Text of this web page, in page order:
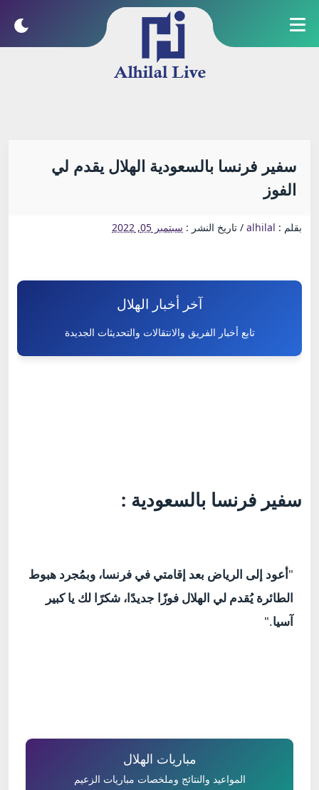
سفير فرنسا بالسعودية الهلال يقدم لي
الفوز
بقلم : alhilal
/ تاريخ النشر : سبتمبر 05, 2022
آخر أخبار الهلال
تابع أخبار الفريق والانتقالات والتحديثات الجديدة
سفير فرنسا بالسعودية :
"أعود إلى الرياض بعد إقامتي في فرنسا، وبمُجرد هبوط
الطائرة يُقدم لي الهلال فوزًا جديدًا، شكرًا لك يا كبير
آسيا."
مباريات الهلال
المواعيد والنتائج وملخصات مباريات الزعيم